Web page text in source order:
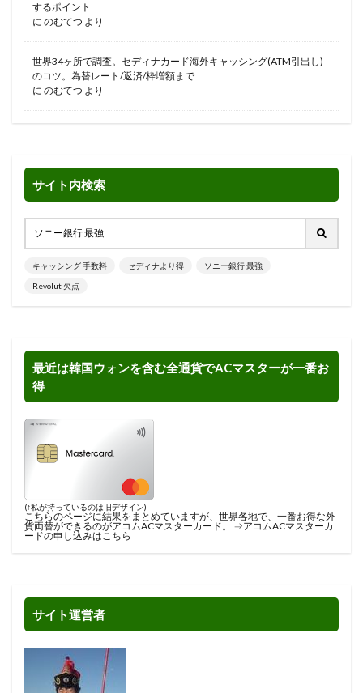
するポイント
に のむてつ より
世界34ヶ所で調査。セディナカード海外キャッシング(ATM引出し)
のコツ。為替レート/返済/枠増額まで
に のむてつ より
サイト内検索
キャッシング 手数料 セディナより得 ソニー銀行 最強
Revolut 欠点
最近は韓国ウォンを含む全通貨でACマスターが一番お
得
(↑私が持っているのは旧デザイン)
こちらのページに結果をまとめていますが、世界各地で、一番お得な外
貨両替ができるのがアコムACマスターカード。 ⇒アコムACマスターカ
ードの申し込みはこちら
サイト運営者